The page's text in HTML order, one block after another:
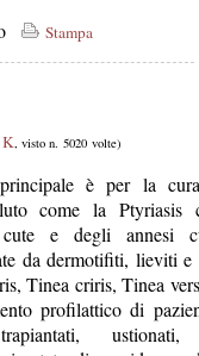
Stampa
K, visto n. 5020 volte)
è per la
come la Ptyriasis
e degli annesi
da dermotifiti, lieviti
Tinea criris, Tinea
profilattico di
ustionati,